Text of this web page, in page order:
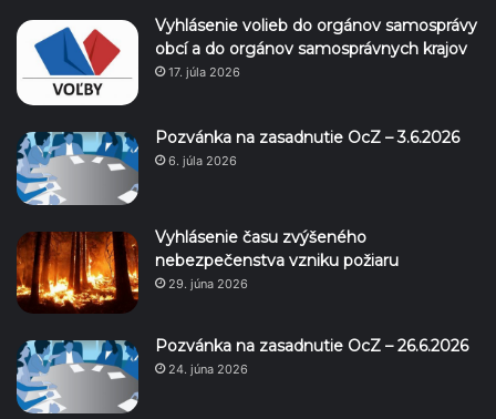
Vyhlásenie volieb do orgánov samosprávy
obcí a do orgánov samosprávnych krajov
17. júla 2026
Pozvánka na zasadnutie OcZ – 3.6.2026
6. júla 2026
Vyhlásenie času zvýšeného
nebezpečenstva vzniku požiaru
29. júna 2026
Pozvánka na zasadnutie OcZ – 26.6.2026
24. júna 2026